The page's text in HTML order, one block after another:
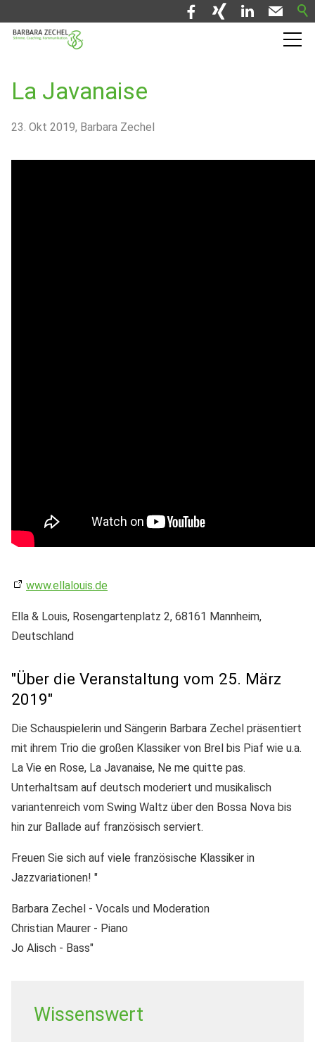
Barbara Zechel
Trainingskurse
Termine
La Javanaise
23. Okt 2019 Barbara Zechel
www.ellalouis.de
Ella & Louis, Rosengartenplatz 2, 68161 Mannheim,
Deutschland
"Über die Veranstaltung vom 25. März
2019"
Die Schauspielerin und Sängerin Barbara Zechel präsentiert
mit ihrem Trio die großen Klassiker von Brel bis Piaf wie u.a.
La Vie en Rose, La Javanaise, Ne me quitte pas.
Unterhaltsam auf deutsch moderiert und musikalisch
variantenreich vom Swing Waltz über den Bossa Nova bis
hin zur Ballade auf französisch serviert.
Freuen Sie sich auf viele französische Klassiker in
Jazzvariationen! "
Barbara Zechel - Vocals und Moderation
Christian Maurer - Piano
Jo Alisch - Bass"
Wissenswert